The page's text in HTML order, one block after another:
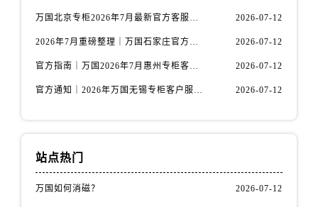
福建省三明市三元区东乾二路万国售后服务中心（需提前预约）
万国北京专柜2026年7月最新官方客服热线｜门店信息及服务攻略发布 2026-07-12
2026年7月重磅整理｜万国石家庄官方专柜服务电话&客户服务中心公告 2026-07-12
官方指南｜万国2026年7月惠州专柜客户服务热线与门店信息全攻略 2026-07-12
官方通知｜2026年万国无锡专柜客户服务热线全新升级（附7月最新专柜信息汇总） 2026-07-12
站点热门
万国如何消磁？ 2026-07-12